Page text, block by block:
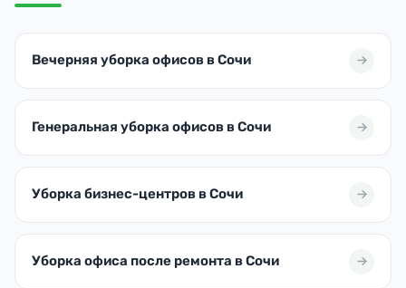
Вечерняя уборка офисов в Сочи
Генеральная уборка офисов в Сочи
Уборка бизнес-центров в Сочи
Уборка офиса после ремонта в Сочи